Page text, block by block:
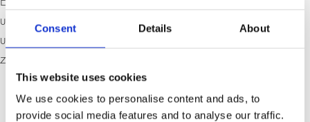
Consent Details About
This website uses cookies
We use cookies to personalise content and ads, to
provide social media features and to analyse our traffic.
und gesellschaftlichen Spannungen mit Zahlen und Fakten
und macht Vorschläge, wie wir wieder neu
zusammenfinden